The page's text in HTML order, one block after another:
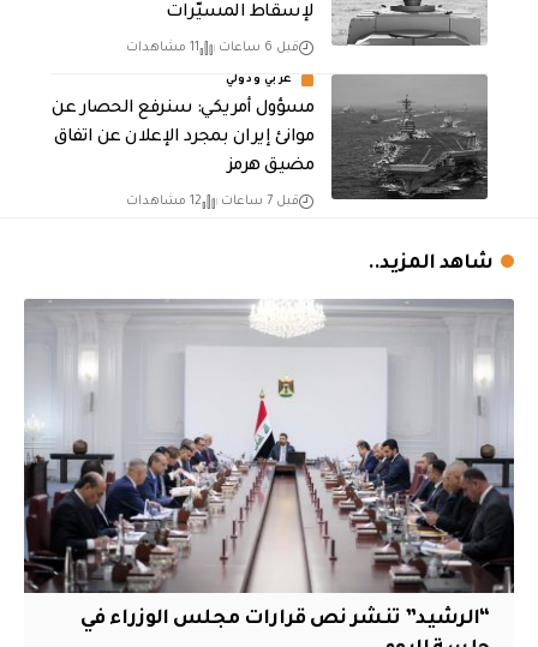
لإسقاط المسيّرات
قبل 6 ساعات 11 مشاهدات
عربي ودولي
مسؤول أمريكي: سنرفع الحصار عن
موانئ إيران بمجرد الإعلان عن اتفاق
مضيق هرمز
قبل 7 ساعات 12 مشاهدات
شاهد المزيد..
“الرشيد” تنشر نص قرارات مجلس الوزراء في